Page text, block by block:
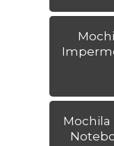
Mochila